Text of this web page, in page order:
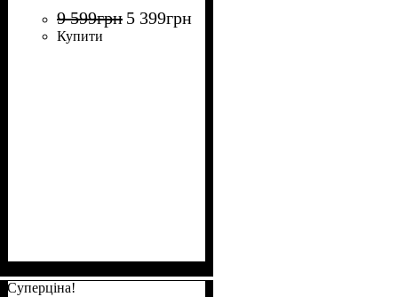
9 599грн 5 399грн
Купити
Суперціна!